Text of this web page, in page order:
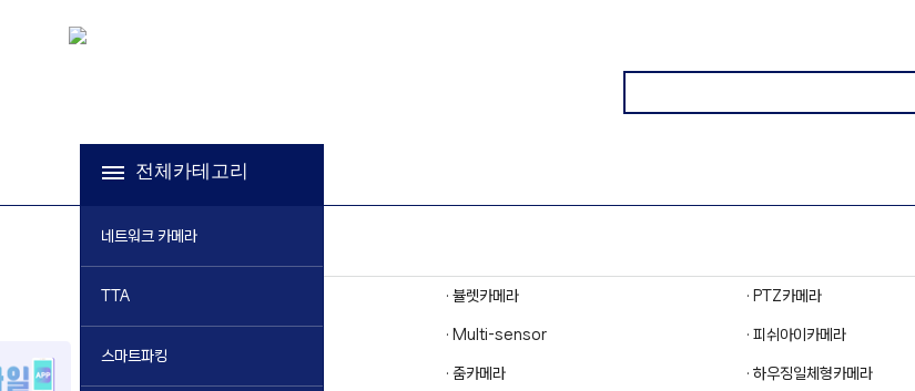
전체카테고리
네트워크 카메라
TTA
스마트파킹
· 뷸렛카메라 · PTZ카메라
· Multi-sensor · 피쉬아이카메라
· 줌카메라 · 하우징일체형카메라